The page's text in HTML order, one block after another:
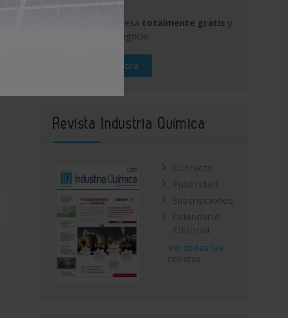
Publique su empresa totalmente gratis y
promocione su negocio
Regístrese ahora
Revista Industria Química
Contacto
Publicidad
Suscripciones
Calendario
Editorial
Ver todas las
revistas